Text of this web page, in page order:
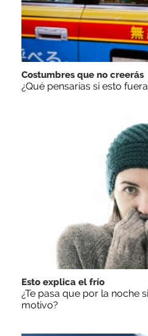
Costumbres que no creerás
¿Qué pensarías si esto
Esto explica el frío
¿Te pasa que por la noche
motivo?